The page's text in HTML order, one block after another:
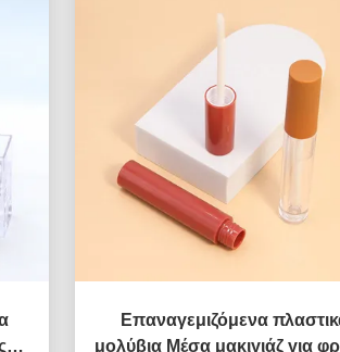
Επαναγεμιζόμενα
μολύβια Μέσα μακιγιάζ για